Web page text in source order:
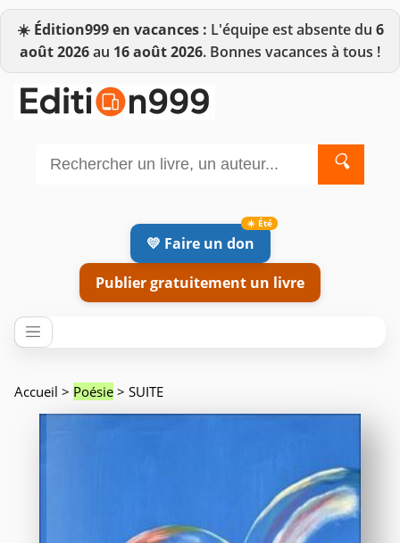
☀️ Édition999 en vacances : L'équipe est absente du 6
août 2026au 16 août 2026. Bonnes vacances à tous !
🔍
💛 Faire un don
Publier gratuitement un livre
Accueil > Poésie > SUITE